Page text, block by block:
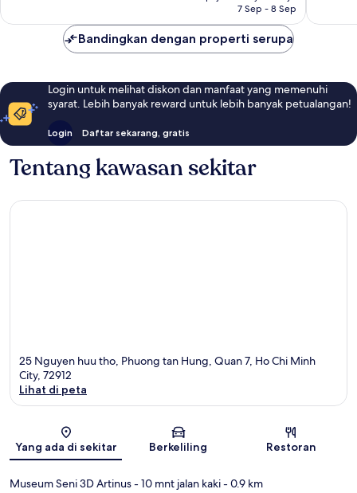
7 Sep - 8 Sep
Bandingkan dengan properti serupa
Login untuk melihat diskon dan manfaat yang memenuhi
syarat. Lebih banyak reward untuk lebih banyak petualangan!
Login Daftar sekarang, gratis
Tentang kawasan sekitar
25 Nguyen huu tho, Phuong tan Hung, Quan 7, Ho Chi Minh
City, 72912
Lihat di peta
Yang ada di sekitar Berkeliling Restoran
Museum Seni 3D Artinus- 10 mnt jalan kaki- 0.9 km